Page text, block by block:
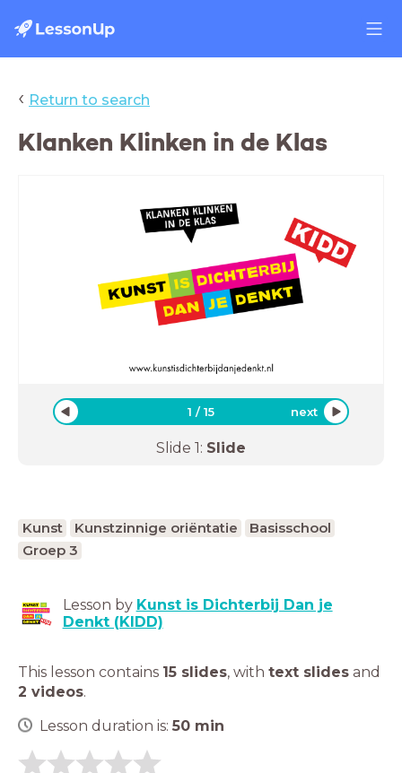
‹ Return to search
Klanken Klinken in de Klas
1 /15 next
Slide 1: Slide
Kunst Kunstzinnige oriëntatie
Basisschool
Groep 3
Lesson by Kunst is Dichterbij Dan je
Denkt (KIDD)
This lesson contains 15 slides, with text slides and
2 videos.
Lesson duration is: 50 min